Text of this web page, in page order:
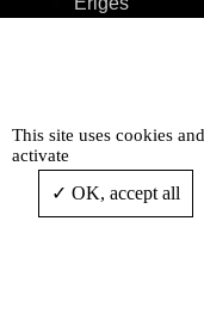
Accessibilité
This site uses cookies
activate
OK, accept all